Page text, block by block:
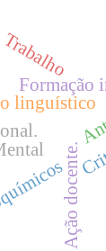
Ação docente.
linguístico
Formação
Trabalho